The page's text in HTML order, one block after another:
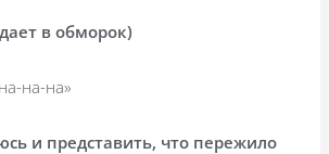
в обморок)
на-на»
и представить, что пережило